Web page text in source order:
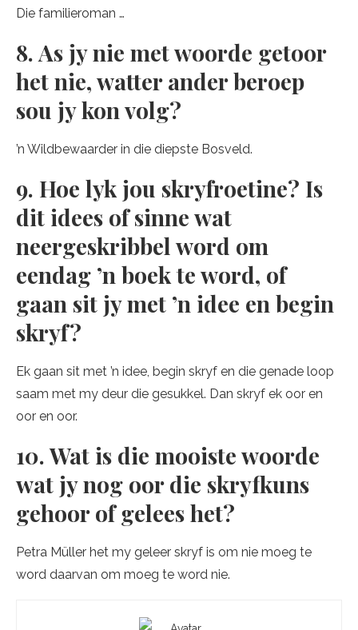
Die familieroman …
8. As jy nie met woorde getoor
het nie, watter ander beroep
sou jy kon volg?
’n Wildbewaarder in die diepste Bosveld.
9. Hoe lyk jou skryfroetine? Is
dit idees of sinne wat
neergeskribbel word om
eendag ’n boek te word, of
gaan sit jy met ’n idee en begin
skryf?
Ek gaan sit met ’n idee, begin skryf en die genade loop
saam met my deur die gesukkel. Dan skryf ek oor en
oor en oor.
10. Wat is die mooiste woorde
wat jy nog oor die skryfkuns
gehoor of gelees het?
Petra Müller het my geleer skryf is om nie moeg te
word daarvan om moeg te word nie.